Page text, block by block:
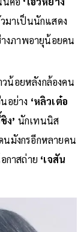
มาเป็นนักแสดง
งภาพอายุน้อยคน
น้อยหลังกล้องคน
อย่าง ‘หลิวเต๋อ
ง’ นักเทนนิส
มังกรอีกหลายคน
กาสถ่าย ‘เจสัน